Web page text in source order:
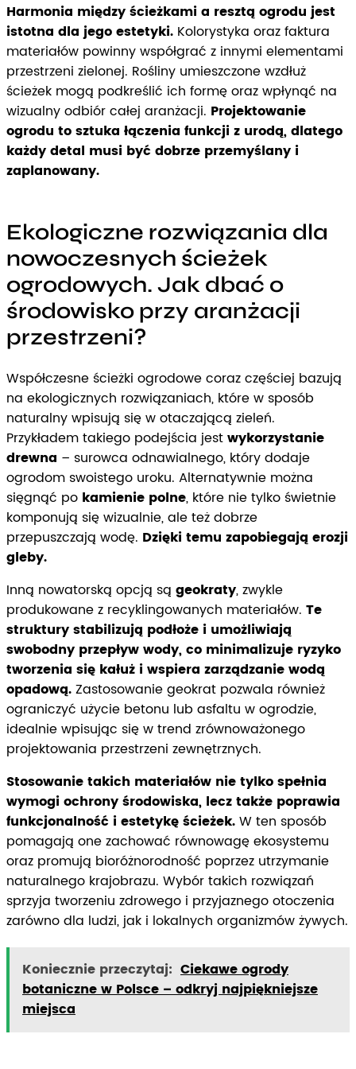
Harmonia między ścieżkami a resztą ogrodu jest
istotna dla jego estetyki. Kolorystyka oraz faktura
materiałów powinny współgrać z innymi elementami
przestrzeni zielonej. Rośliny umieszczone wzdłuż
ścieżek mogą podkreślić ich formę oraz wpłynąć na
wizualny odbiór całej aranżacji. Projektowanie
ogrodu to sztuka łączenia funkcji z urodą, dlatego
każdy detal musi być dobrze przemyślany i
zaplanowany.
Ekologiczne rozwiązania dla
nowoczesnych ścieżek
ogrodowych. Jak dbać o
środowisko przy aranżacji
przestrzeni?
Współczesne ścieżki ogrodowe coraz częściej bazują
na ekologicznych rozwiązaniach, które w sposób
naturalny wpisują się w otaczającą zieleń.
Przykładem takiego podejścia jestwykorzystanie
drewna – surowca odnawialnego, który dodaje
ogrodom swoistego uroku. Alternatywnie można
sięgnąć po kamienie polne, które nie tylko świetnie
komponują się wizualnie, ale też dobrze
przepuszczają wodę. Dzięki temu zapobiegają erozji
gleby.
Inną nowatorską opcją są geokraty, zwykle
produkowane z recyklingowanych materiałów. Te
struktury stabilizują podłoże i umożliwiają
swobodny przepływ wody, co minimalizuje ryzyko
tworzenia się kałuż i wspiera zarządzanie wodą
opadową.Zastosowanie geokrat pozwala również
ograniczyć użycie betonu lub asfaltu w ogrodzie,
idealnie wpisując się w trend zrównoważonego
projektowania przestrzeni zewnętrznych.
Stosowanie takich materiałów nie tylko spełnia
wymogi ochrony środowiska, lecz także poprawia
funkcjonalność i estetykę ścieżek.W ten sposób
pomagają one zachować równowagę ekosystemu
oraz promują bioróżnorodność poprzez utrzymanie
naturalnego krajobrazu. Wybór takich rozwiązań
sprzyja tworzeniu zdrowego i przyjaznego otoczenia
zarówno dla ludzi, jak i lokalnych organizmów żywych.
Koniecznie przeczytaj: Ciekawe ogrody
botaniczne w Polsce – odkryj najpiękniejsze
miejsca